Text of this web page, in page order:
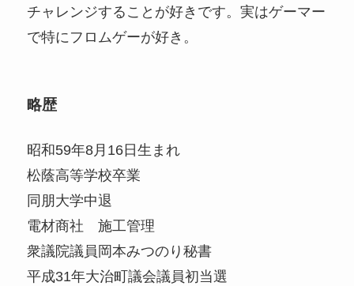
チャレンジすることが好きです。実はゲーマー
で特にフロムゲーが好き。
略歴
昭和59年8月16日生まれ
松蔭高等学校卒業
同朋大学中退
電材商社 施工管理
衆議院議員岡本みつのり秘書
平成31年大治町議会議員初当選